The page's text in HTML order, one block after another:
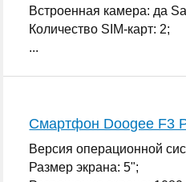
Встроенная камера: да
Количество SIM-карт: 2;
...
Смартфон Doogee F3
Версия операционной
Размер экрана: 5";